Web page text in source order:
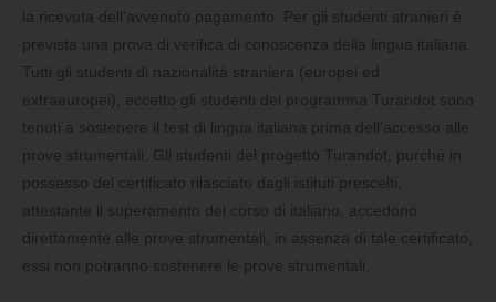
la ricevuta dell'avvenuto pagamento. Per gli studenti stranieri è
prevista una prova di verifica di conoscenza della lingua italiana.
Tutti gli studenti di nazionalità straniera (europei ed
extraeuropei), eccetto gli studenti del programma Turandot sono
tenuti a sostenere il test di lingua italiana prima dell'accesso alle
prove strumentali. Gli studenti del progetto Turandot, purché in
possesso del certificato rilasciato dagli istituti prescelti,
attestante il superamento del corso di italiano, accedono
direttamente alle prove strumentali; in assenza di tale certificato,
essi non potranno sostenere le prove strumentali.